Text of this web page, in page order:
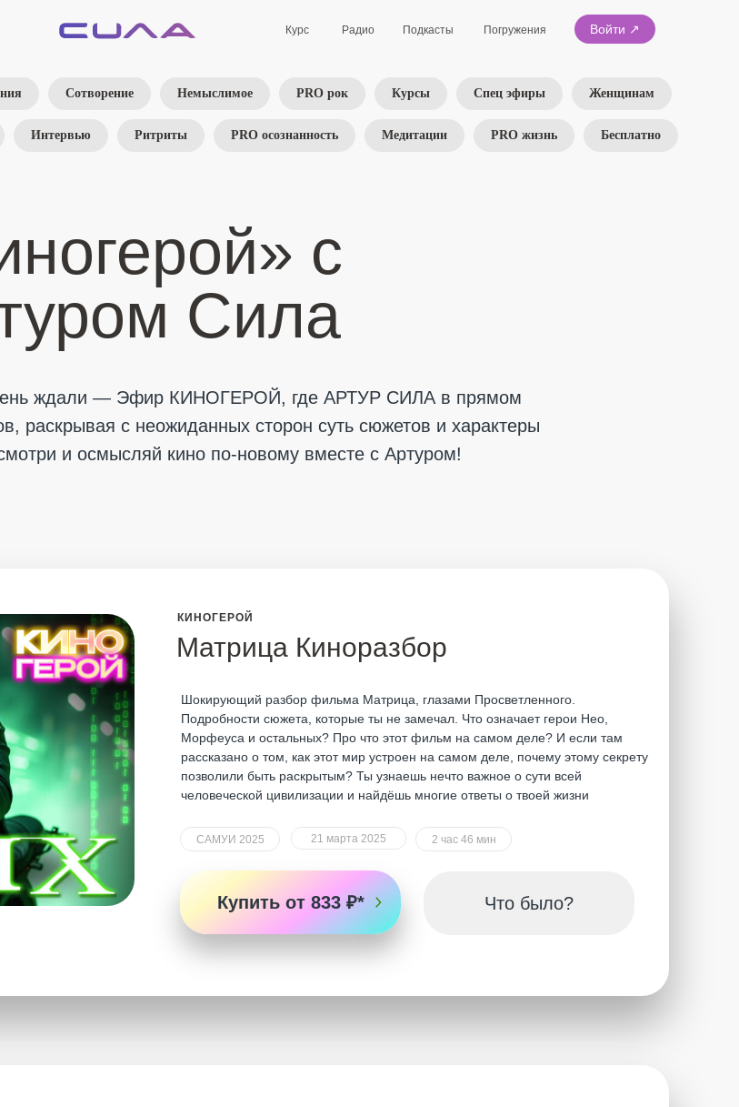
Курс Погружения
Подкасты Войти ↗
Радио
Сотворение Немыслимое PRO рок Курсы Спец эфиры Женщинам
Интервью Ритриты PRO осознанность Медитации PRO жизнь Бесплатно
с
Сила
ждали — Эфир КИНОГЕРОЙ, где АРТУР СИЛА в прямом
раскрывая с неожиданных сторон суть сюжетов и характеры
и осмысляй кино по-новому вместе с Артуром!
Матрица Киноразбор
КИНОГЕРОЙ
Шокирующий разбор фильма Матрица, глазами Просветленного.
Подробности сюжета, которые ты не замечал. Что означает герои Нео,
Морфеуса и остальных? Про что этот фильм на самом деле? И если там
рассказано о том, как этот мир устроен на самом деле, почему этому секрету
позволили быть раскрытым? Ты узнаешь нечто важное о сути всей
человеческой цивилизации и найдёшь многие ответы о твоей жизни
Купить от 833 ₽* Что было?
САМУИ 2025 21 марта 2025 2 час 46 мин